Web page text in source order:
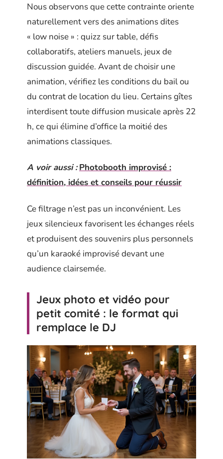
Nous observons que cette contrainte oriente
naturellement vers des animations dites
« low noise » : quizz sur table, défis
collaboratifs, ateliers manuels, jeux de
discussion guidée. Avant de choisir une
animation, vérifiez les conditions du bail ou
du contrat de location du lieu. Certains gîtes
interdisent toute diffusion musicale après 22
h, ce qui élimine d’office la moitié des
animations classiques.
A voir aussi : Photobooth improvisé :
définition, idées et conseils pour réussir
Ce filtrage n’est pas un inconvénient. Les
jeux silencieux favorisent les échanges réels
et produisent des souvenirs plus personnels
qu’un karaoké improvisé devant une
audience clairsemée.
Jeux photo et vidéo pour
petit comité : le format qui
remplace le DJ